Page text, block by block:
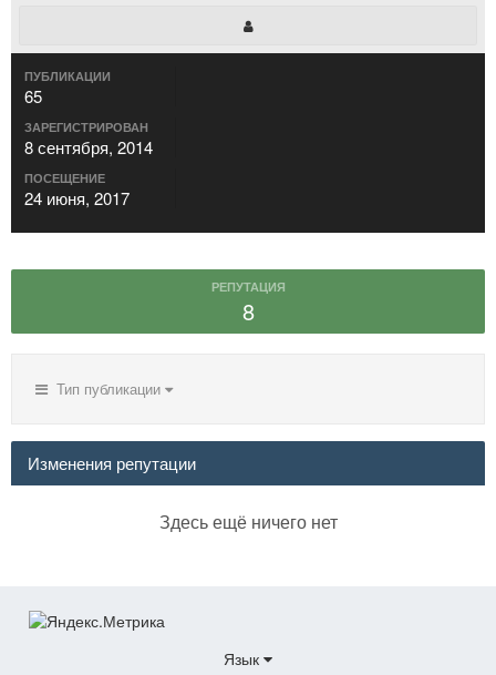
ПУБЛИКАЦИИ
65
ЗАРЕГИСТРИРОВАН
8 сентября, 2014
ПОСЕЩЕНИЕ
24 июня, 2017
РЕПУТАЦИЯ
8
Тип публикации
Изменения репутации
Здесь ещё ничего нет
Язык